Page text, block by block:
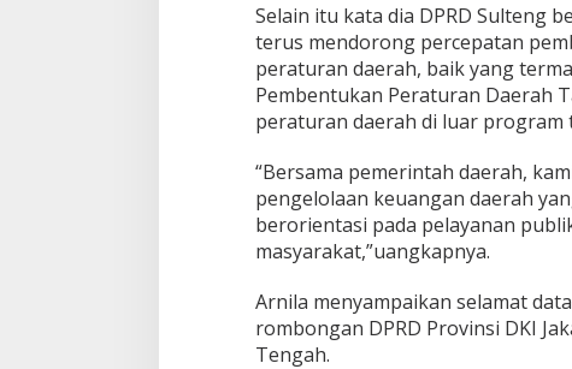
Selain itu kata dia DPRD Sulteng
terus mendorong percepatan
peraturan daerah, baik yang
Pembentukan Peraturan Daerah
peraturan daerah di luar program
“Bersama pemerintah daerah,
pengelolaan keuangan daerah
berorientasi pada pelayanan
masyarakat,”uangkapnya.
Arnila menyampaikan selamat
rombongan DPRD Provinsi DKI
Tengah.